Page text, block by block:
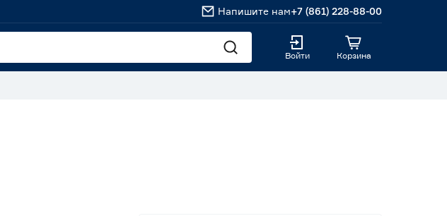
Напишите нам+7 (861) 228-88-00
Войти Корзина